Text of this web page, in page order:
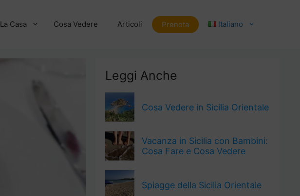
La Casa Cosa Vedere Articoli Prenota Italiano
Leggi Anche
Cosa Vedere in Sicilia Orientale
Vacanza in Sicilia con Bambini:
Cosa Fare e Cosa Vedere
Spiagge della Sicilia Orientale